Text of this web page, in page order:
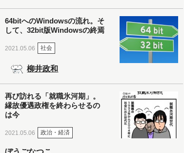
64bitへのWindowsの流れ。そ
して、32bit版Windowsの終焉
2021.05.06 社会
柳井政和
再び訪れる「就職氷河期」。
縁故優遇政権を終わらせるの
は今
2021.05.06 政治・経済